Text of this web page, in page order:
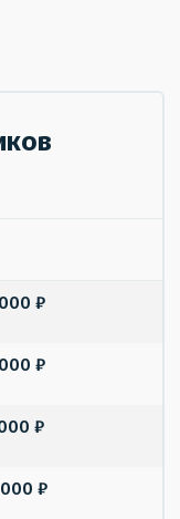
₽
₽
₽
₽